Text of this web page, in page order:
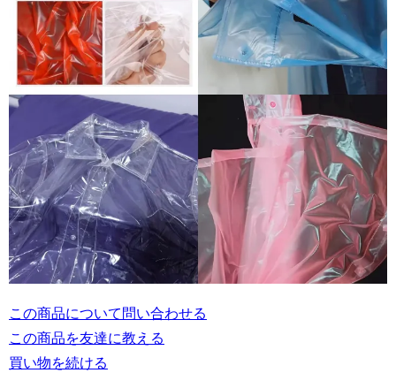
この商品について問い合わせる
この商品を友達に教える
買い物を続ける